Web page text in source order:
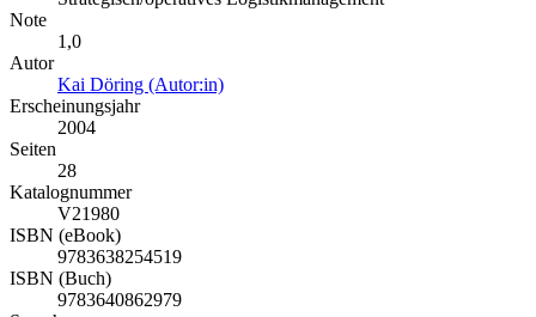
Note
1,0
Autor
Kai Döring (Autor:in)
Erscheinungsjahr
2004
Seiten
28
Katalognummer
V21980
ISBN (eBook)
9783638254519
ISBN (Buch)
9783640862979